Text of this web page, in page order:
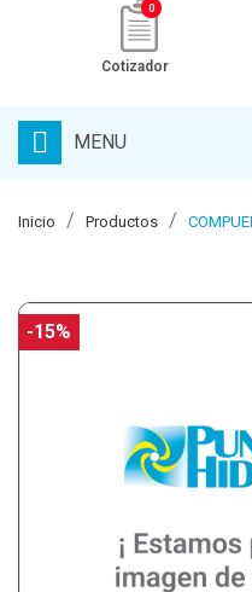
0
Cotizador
MENU
Inicio Productos
-15%